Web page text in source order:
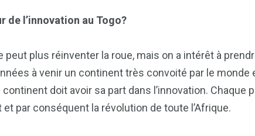
de l’innovation au Togo?
peut plus réinventer la roue, mais on a intérêt à
à venir un continent très convoité par le monde
doit avoir sa part dans l’innovation. Chaque
par conséquent la révolution de toute l’Afrique.